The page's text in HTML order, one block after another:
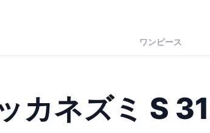
ワンピース
カネズミ S